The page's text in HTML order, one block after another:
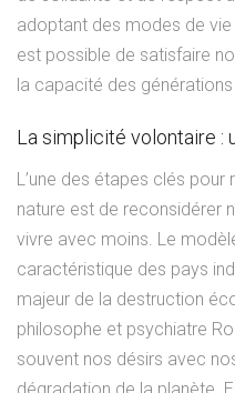
adoptant des modes de vie
est possible de satisfaire
la capacité des
La simplicité volontaire :
L’une des étapes clés
nature est de reconsidérer
vivre avec moins. Le
caractéristique des pays
majeur de la destruction
philosophe et psychiatre
souvent nos désirs avec